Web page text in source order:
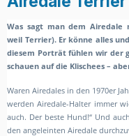
Was sagt man dem Airedale
weil Terrier). Er könne alles
diesem Porträt fühlen wir der
schauen auf die Klischees –
Waren Airedales in den 1970er
werden Airedale-Halter immer
auch. Der beste Hund!“ Und
den angeleinten Airedale